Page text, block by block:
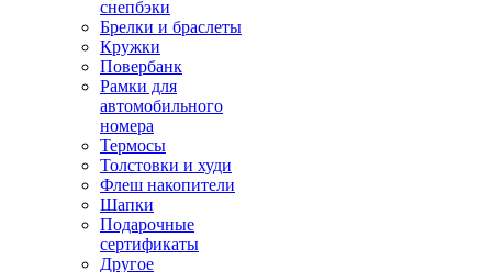
снепбэки
Брелки и браслеты
Кружки
Повербанк
Рамки для
автомобильного
номера
Термосы
Толстовки и худи
Флеш накопители
Шапки
Подарочные
сертификаты
Другое